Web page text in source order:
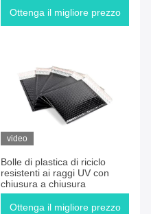
Ottenga il migliore prezzo
video
Bolle di plastica di riciclo
resistenti ai raggi UV con
chiusura a chiusura
Ottenga il migliore prezzo